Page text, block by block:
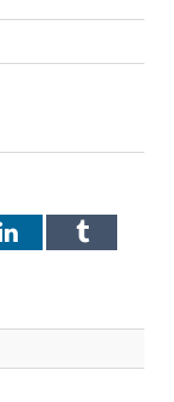
LinkedInTumblr